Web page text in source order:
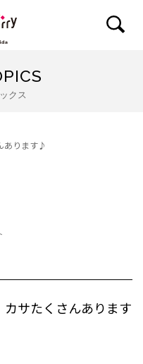
クス
あります♪
カサたくさんあります